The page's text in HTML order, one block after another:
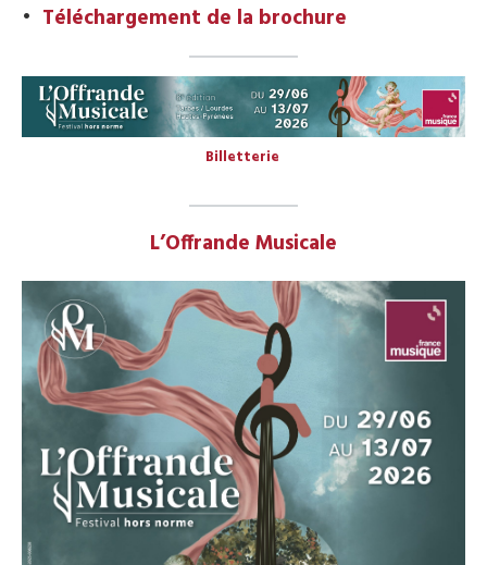
• Téléchargement de la brochure
Billetterie
L’Offrande Musicale